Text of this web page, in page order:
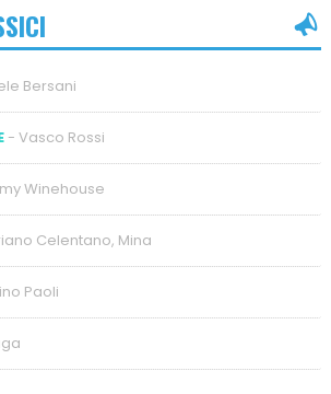
Bersani
- Vasco Rossi
Winehouse
Celentano, Mina
Paoli